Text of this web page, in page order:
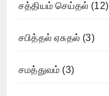
சத்தியம் செய்தல் (12)
சபித்தல் ஏசுதல் (3)
சமத்துவம் (3)